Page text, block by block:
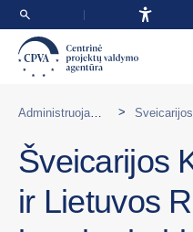
>
Šveicarijos
ir Lietuvos